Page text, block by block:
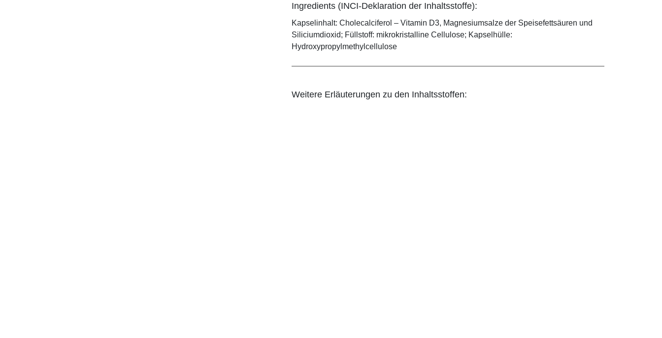
Ingredients (INCI-Deklaration der Inhaltsstoffe):
Kapselinhalt: Cholecalciferol – Vitamin D3, Magnesiumsalze der Speisefettsäuren und
Siliciumdioxid; Füllstoff: mikrokristalline Cellulose; Kapselhülle:
Hydroxypropylmethylcellulose
Weitere Erläuterungen zu den Inhaltsstoffen: